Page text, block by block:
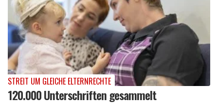
STREIT UM GLEICHE ELTERNRECHTE
120.000 Unterschriften gesammelt